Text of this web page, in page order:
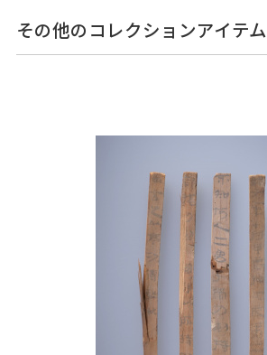
その他のコレクションアイテム